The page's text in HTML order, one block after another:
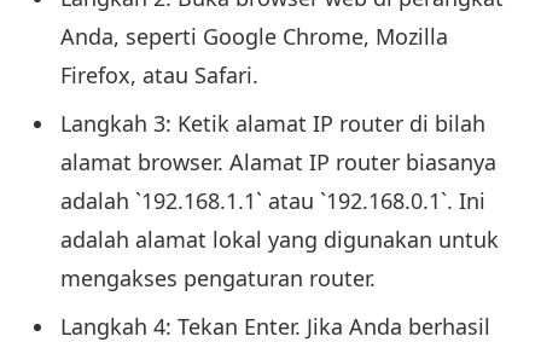
Anda, seperti Google Chrome, Mozilla
Firefox, atau Safari.
Langkah 3: Ketik alamat IP router di bilah
alamat browser. Alamat IP router biasanya
adalah `192.168.1.1` atau `192.168.0.1`. Ini
adalah alamat lokal yang digunakan untuk
mengakses pengaturan router.
Langkah 4: Tekan Enter. Jika Anda berhasil